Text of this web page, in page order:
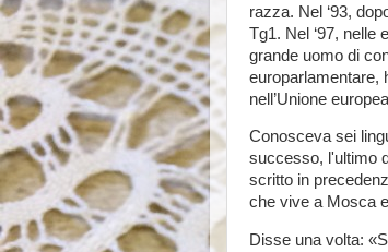
razza. Nel ‘93,
Tg1. Nel ‘97, nelle
grande uomo di
europarlamentare,
nell’Unione
Conosceva sei
successo, l'ultimo
scritto in
che vive a Mosca
Disse una volta: